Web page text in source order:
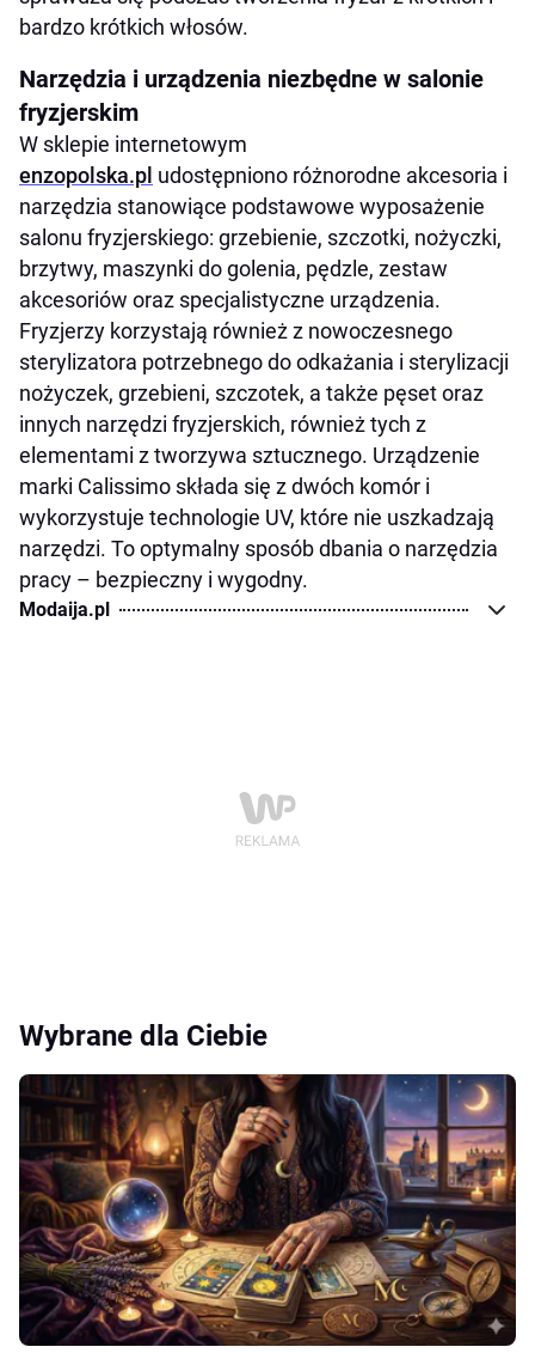
bardzo krótkich włosów.
Narzędzia i urządzenia niezbędne w salonie
fryzjerskim
W sklepie internetowym
enzopolska.pl udostępniono różnorodne akcesoria i
narzędzia stanowiące podstawowe wyposażenie
salonu fryzjerskiego: grzebienie, szczotki, nożyczki,
brzytwy, maszynki do golenia, pędzle, zestaw
akcesoriów oraz specjalistyczne urządzenia.
Fryzjerzy korzystają również z nowoczesnego
sterylizatora potrzebnego do odkażania i sterylizacji
nożyczek, grzebieni, szczotek, a także pęset oraz
innych narzędzi fryzjerskich, również tych z
elementami z tworzywa sztucznego. Urządzenie
marki Calissimo składa się z dwóch komór i
wykorzystuje technologie UV, które nie uszkadzają
narzędzi. To optymalny sposób dbania o narzędzia
pracy – bezpieczny i wygodny.
Modaija.pl
Wybrane dla Ciebie